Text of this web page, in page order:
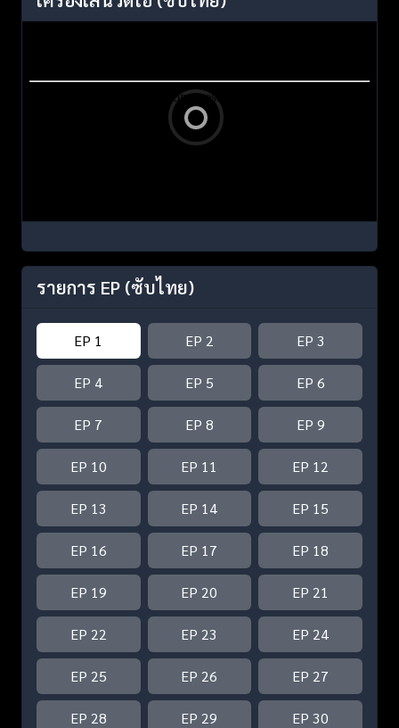
รายการ EP (ซับไทย)
EP 1 EP 2 EP 3
EP 4 EP 5 EP 6
EP 7 EP 8 EP 9
EP 10 EP 11 EP 12
EP 13 EP 14 EP 15
EP 16 EP 17 EP 18
EP 19 EP 20 EP 21
EP 22 EP 23 EP 24
EP 25 EP 26 EP 27
EP 28 EP 29 EP 30